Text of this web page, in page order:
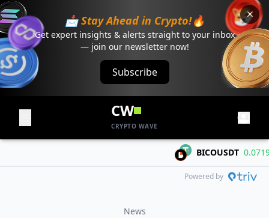
📩 Stay Ahead in Crypto!🔥
Get expert insights & alerts straight to your inbox
— join our newsletter now!
Subscribe
CW
CRYPTO WAVE
BICOUSDT 0.0719
Powered by
News